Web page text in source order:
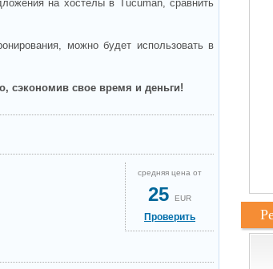
на хостелы в Tucumán, сравнить
можно будет использовать в
сэкономив свое время и деньги!
средняя цена от
25 EUR
Проверить